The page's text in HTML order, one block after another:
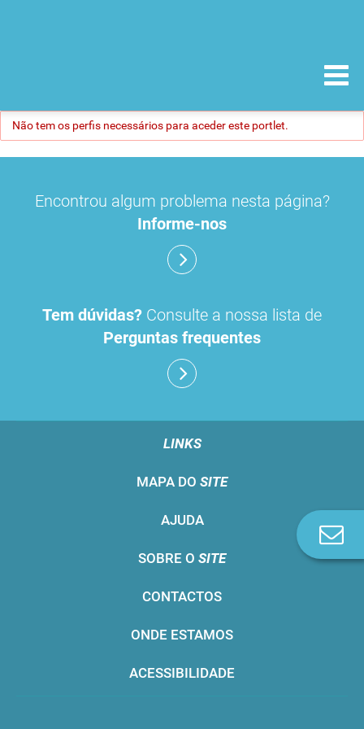
Não tem os perfis necessários para aceder este portlet.
Encontrou algum problema nesta página?
Informe-nos
Tem dúvidas? Consulte a nossa lista de
Perguntas frequentes
LINKS
MAPA DO SITE
AJUDA
SOBRE O SITE
CONTACTOS
ONDE ESTAMOS
ACESSIBILIDADE